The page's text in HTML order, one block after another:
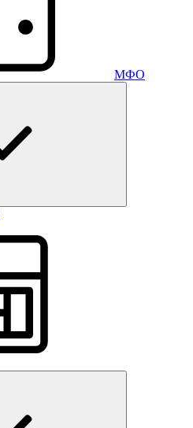
МФО